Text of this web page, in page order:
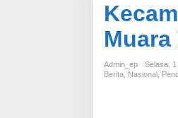
Muara
Admin_ep
Selasa,
Berita Nasional